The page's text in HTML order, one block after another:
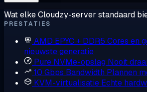
Wat elke Cloudzy-server standaard
PRESTATIES
AMD EPYC + DDR5 Cores en
nieuwste generatie
Pure NVMe-opslag Nooit
10 Gbps Bandwidth Plannen
KVM-virtualisatie Echte